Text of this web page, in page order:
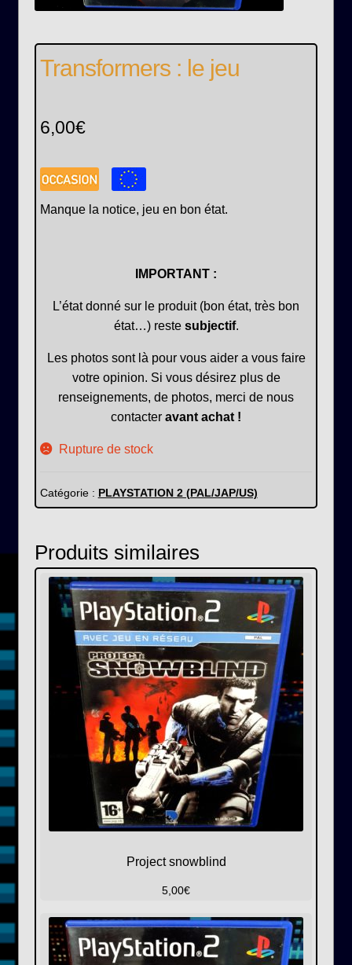
Transformers : le jeu
6,00€
Manque la notice, jeu en bon état.
IMPORTANT :
L’état donné sur le produit (bon état, très bon
état…) reste subjectif.
Les photos sont là pour vous aider a vous faire
votre opinion. Si vous désirez plus de
renseignements, de photos, merci de nous
contacter avant achat !
Rupture de stock
Catégorie : PLAYSTATION 2 (PAL/JAP/US)
Produits similaires
Project snowblind
5,00€